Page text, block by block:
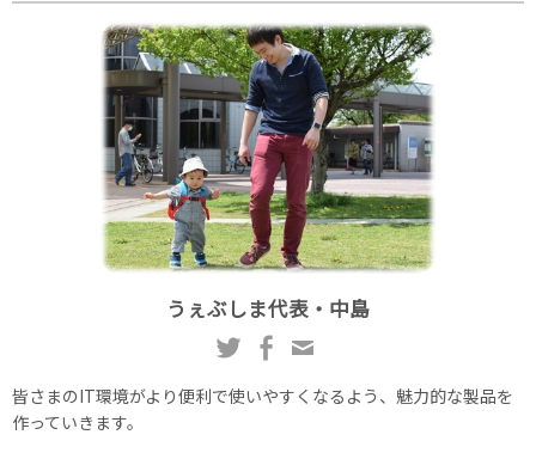
うぇぶしま代表・中島
皆さまのIT環境がより便利で使いやすくなるよう、魅力的な製品を
作っていきます。